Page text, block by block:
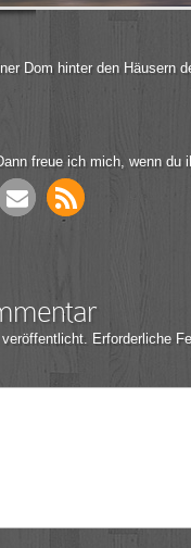
Dom hinter den Häusern
freue ich mich, wenn du
Erforderliche